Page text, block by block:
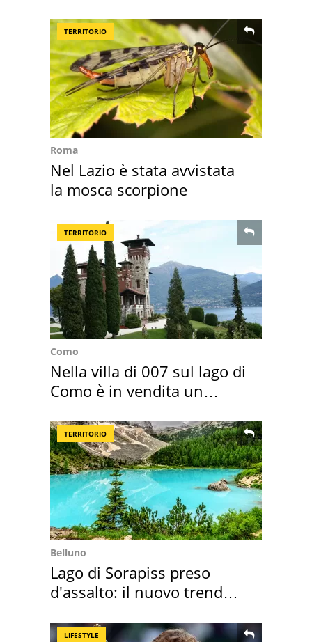
TERRITORIO
Roma
Nel Lazio è stata avvistata
la mosca scorpione
TERRITORIO
Como
Nella villa di 007 sul lago di
Como è in vendita un
TERRITORIO
Belluno
Lago di Sorapiss preso
d'assalto: il nuovo trend
LIFESTYLE